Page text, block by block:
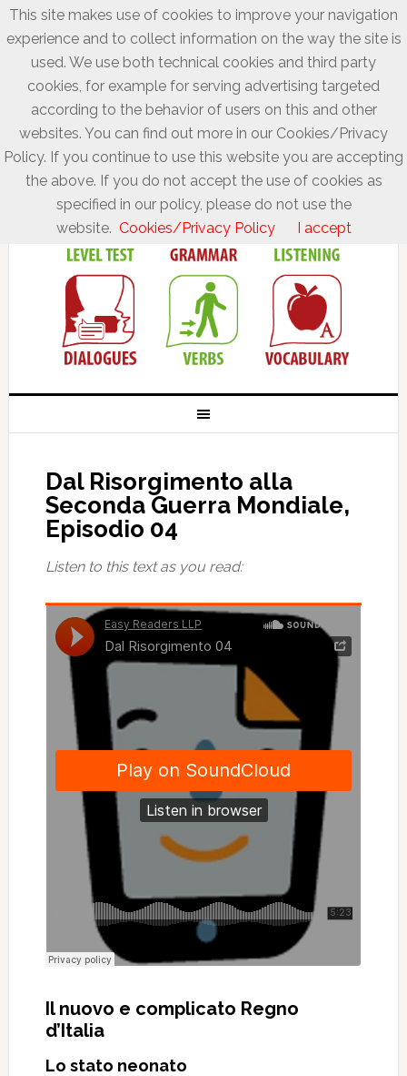
Dal Risorgimento alla
Seconda Guerra Mondiale,
Episodio 04
Listen to this text as you read:
Il nuovo e complicato Regno
d’Italia
Lo stato neonato
This site makes use of cookies to improve your navigation
experience and to collect information on the way the site is
used. We use both technical cookies and third party
cookies, for example for serving advertising targeted
according to the behavior of users on this and other
websites. You can find out more in our Cookies/Privacy
Policy. If you continue to use this website you are accepting
the above. If you do not accept the use of cookies as
specified in our policy, please do not use the
website. Cookies/Privacy Policy I accept